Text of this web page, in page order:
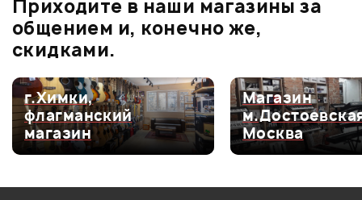
Оценка1
Мой отзыв о товаре
Ваша оценка:
Впечатления о товаре:
Приходите в наши магазины за
общением и, конечно же,
скидками.
г.Химки,
флагманский
магазин
Магазин
Москва